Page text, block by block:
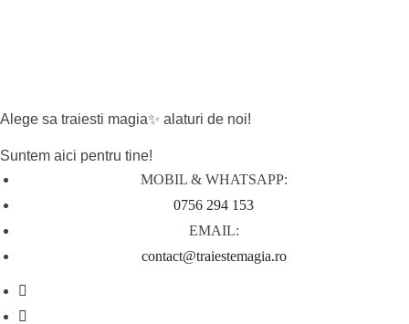
Alege sa traiesti magia✨ alaturi de noi!
Suntem aici pentru tine!
MOBIL & WHATSAPP:
0756 294 153
EMAIL:
contact@traiestemagia.ro